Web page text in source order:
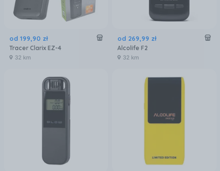
od 199,90 zł
Tracer Clarix EZ-4
32 km
od 269,99 zł
Alcolife F2
32 km